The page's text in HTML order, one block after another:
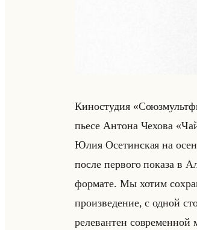
Ки­но­сту­дия
пьесе Ан­то­на Че­хо­ва
Юлия Осе­тин­ская на
после первого показа в
формате. Мы хотим
произведение, с одной
релевантен современной